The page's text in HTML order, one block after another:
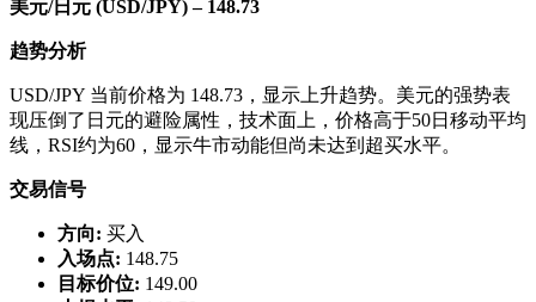
美元/日元 (USD/JPY) – 148.73
趋势分析
USD/JPY 当前价格为 148.73，显示上升趋势。美元的强势表
现压倒了日元的避险属性，技术面上，价格高于50日移动平均
线，RSI约为60，显示牛市动能但尚未达到超买水平。
交易信号
方向: 买入
入场点: 148.75
目标价位: 149.00